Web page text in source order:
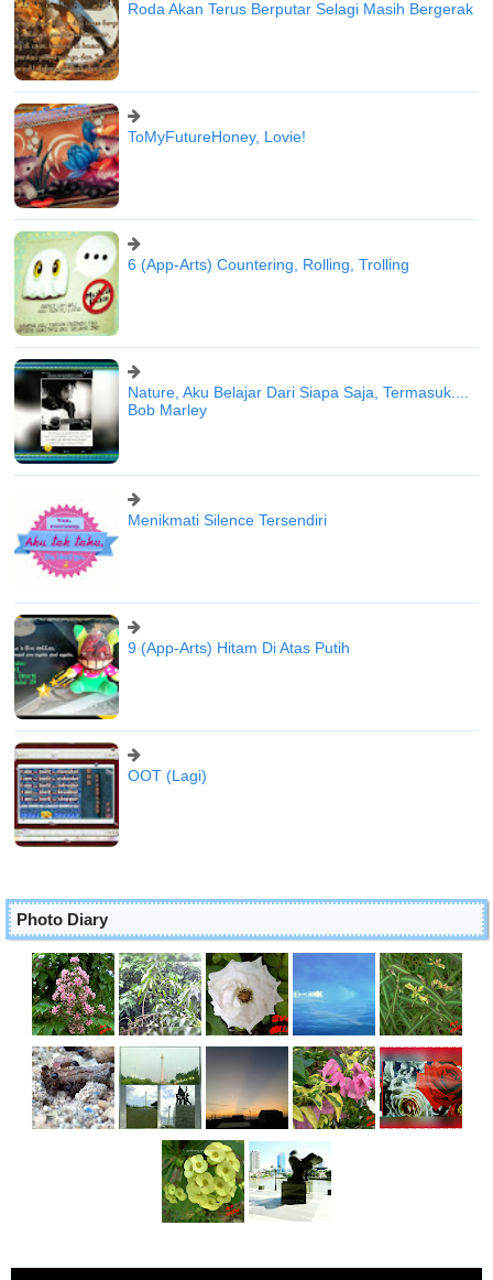
Roda Akan Terus Berputar Selagi Masih Bergerak
ToMyFutureHoney, Lovie!
6 (App-Arts) Countering, Rolling, Trolling
Nature, Aku Belajar Dari Siapa Saja, Termasuk....
Bob Marley
Menikmati Silence Tersendiri
9 (App-Arts) Hitam Di Atas Putih
OOT (Lagi)
Photo Diary